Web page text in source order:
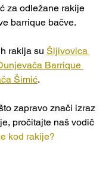
za odležane rakije
barrique bačve.
rakija su Šljivovica
Barrique
Šimić.
zapravo znači izraz
pročitajte naš vodič
kod rakije?